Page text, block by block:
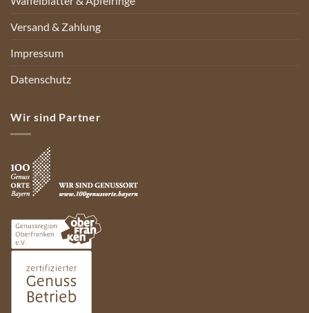
Versand & Zahlung
Impressum
Datenschutz
Wir sind Partner